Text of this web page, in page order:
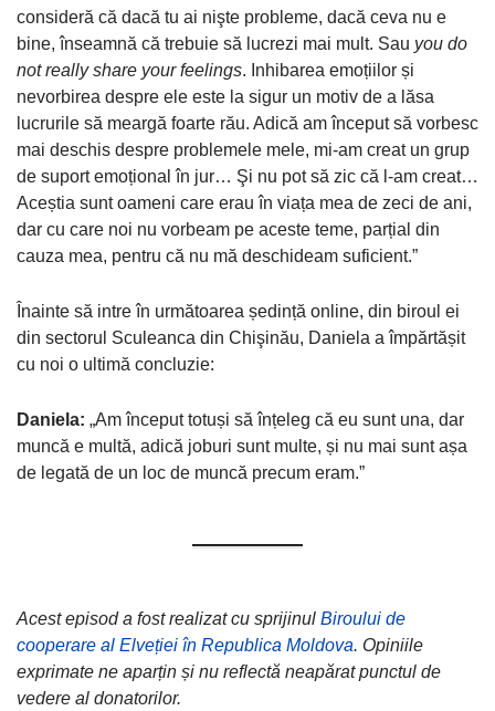
consideră că dacă tu ai nişte probleme, dacă ceva nu e
bine, înseamnă că trebuie să lucrezi mai mult. Sau you do
not really share your feelings. Inhibarea emoțiilor și
nevorbirea despre ele este la sigur un motiv de a lăsa
lucrurile să meargă foarte rău. Adică am început să vorbesc
mai deschis despre problemele mele, mi-am creat un grup
de suport emoțional în jur… Şi nu pot să zic că l-am creat…
Aceștia sunt oameni care erau în viața mea de zeci de ani,
dar cu care noi nu vorbeam pe aceste teme, parțial din
cauza mea, pentru că nu mă deschideam suficient.”
Înainte să intre în următoarea ședință online, din biroul ei
din sectorul Sculeanca din Chişinău, Daniela a împărtășit
cu noi o ultimă concluzie:
Daniela: „Am început totuși să înțeleg că eu sunt una, dar
muncă e multă, adică joburi sunt multe, și nu mai sunt așa
de legată de un loc de muncă precum eram.”
Acest episod a fost realizat cu sprijinul Biroului de
cooperare al Elveției în Republica Moldova. Opiniile
exprimate ne aparțin și nu reflectă neapărat punctul de
vedere al donatorilor.